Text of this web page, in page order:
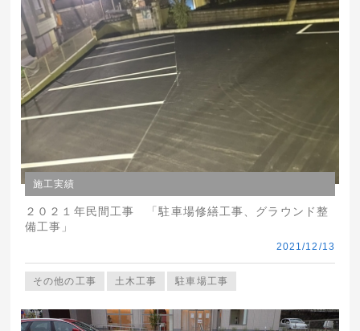
施工実績
２０２１年民間工事 「駐車場修繕工事、グラウンド整
備工事」
2021/12/13
その他の工事 土木工事 駐車場工事